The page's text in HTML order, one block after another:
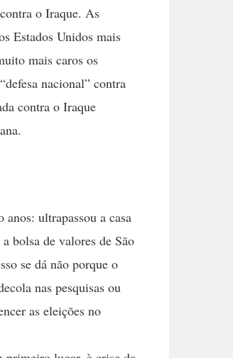
o Iraque. As
Estados Unidos mais
mais caros os
nacional” contra
contra o Iraque
ultrapassou a casa
bolsa de valores de São
se dá não porque o
nas pesquisas ou
as eleições no